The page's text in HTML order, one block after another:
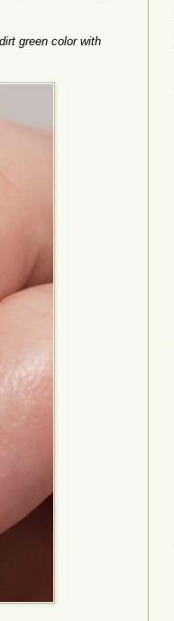
green color with